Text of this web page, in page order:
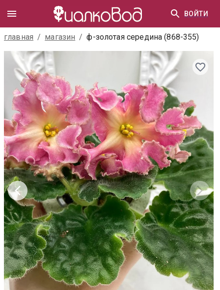
ВОЙТИ
главная / магазин / ф-золотая середина (868-355)